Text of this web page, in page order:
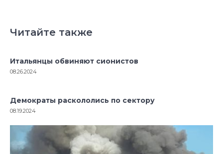
Читайте также
Итальянцы обвиняют сионистов
08.26.2024
Демократы раскололись по сектору
08.19.2024